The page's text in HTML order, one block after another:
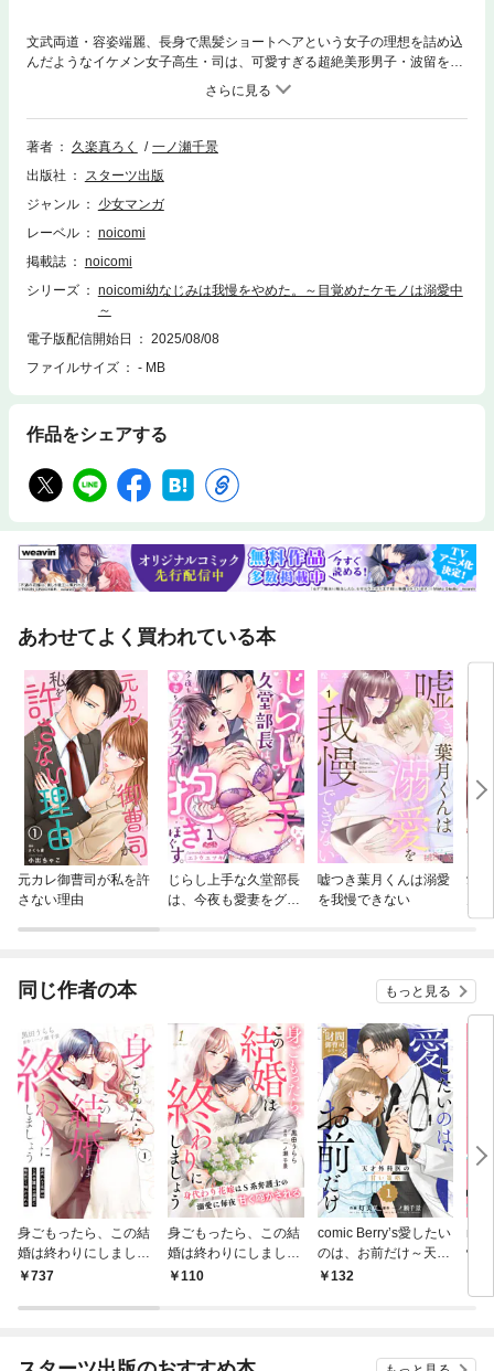
文武両道・容姿端麗、長身で黒髪ショートヘアという女子の理想を詰め込
んだようなイケメン女子高生・司は、可愛すぎる超絶美形男子・波留を守
るナイト役だった。しっかり者の司はずっと波留の世話を焼いてきたけれ
ど、ある日、全く知らない表情をする波留を見てしまって…。「本気だ
よ。だからナイト役はもう交代」可愛いだけだと思っていた幼なじみの本
性は超絶溺愛狼だった!?我慢をやめた彼の猛アプローチは止まらなく
ラブ!!(この作品は電子コミック誌noicomi vol.140に収録されています。重
複購入にご注意ください)
著者 久楽真ろく
一ノ瀬千景
出版社
スターツ出版
ジャンル
少女マンガ
レーベル
noicomi
掲載誌
noicomi
シリーズ
noicomi幼なじみは我慢をやめた。～目覚めたケモノは溺愛中
～
電子版配信開始日
2025/08/08
ファイルサイズ
- MB
作品をシェアする
あわせてよく買われている本
元カレ御曹司が私を許
さない理由
じらし上手な久堂部長
は、今夜も愛妻をグズ
嘘つき葉月くんは溺愛
を我慢できない
愛
同じ作者の本 もっと見る
身ごもったら、この結
婚は終わりにしましょ
う～身代わり花嫁はＳ
甘く啼かされる～1
737
身ごもったら、この結
婚は終わりにしましょ
う～身代わり花嫁はＳ
110
comic Berry’s愛したい
のは、お前だけ～天才
外科医の甘い策略～
132
慢
巻